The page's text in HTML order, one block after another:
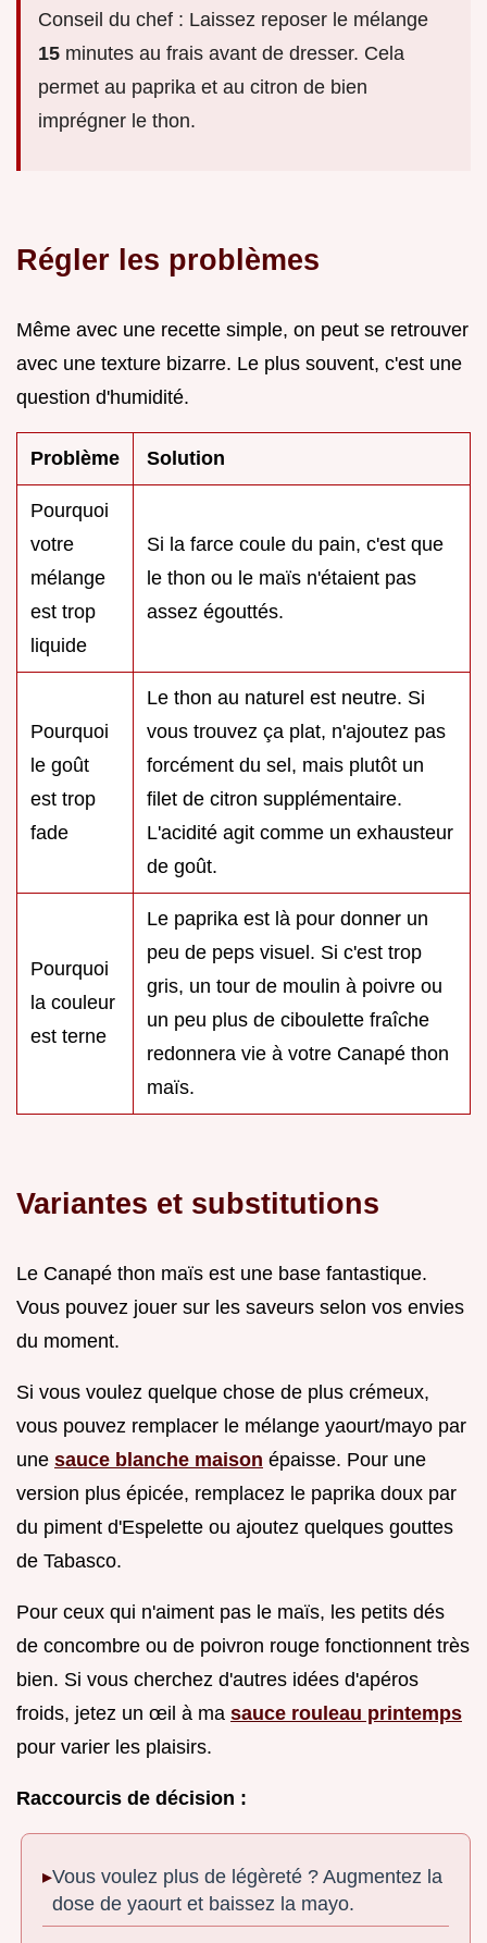
Conseil du chef : Laissez reposer le mélange
15 minutes au frais avant de dresser. Cela
permet au paprika et au citron de bien
imprégner le thon.
Régler les problèmes
Même avec une recette simple, on peut se retrouver
avec une texture bizarre. Le plus souvent, c'est une
question d'humidité.
Problème Solution
Pourquoi
votre
mélange
est trop
liquide
Si la farce coule du pain, c'est que
le thon ou le maïs n'étaient pas
assez égouttés.
Pourquoi
le goût
est trop
fade
Le thon au naturel est neutre. Si
vous trouvez ça plat, n'ajoutez pas
forcément du sel, mais plutôt un
filet de citron supplémentaire.
L'acidité agit comme un exhausteur
de goût.
Pourquoi
la couleur
est terne
Le paprika est là pour donner un
peu de peps visuel. Si c'est trop
gris, un tour de moulin à poivre ou
un peu plus de ciboulette fraîche
redonnera vie à votre Canapé thon
maïs.
Variantes et substitutions
Le Canapé thon maïs est une base fantastique.
Vous pouvez jouer sur les saveurs selon vos envies
du moment.
Si vous voulez quelque chose de plus crémeux,
vous pouvez remplacer le mélange yaourt/mayo par
une sauce blanche maison épaisse. Pour une
version plus épicée, remplacez le paprika doux par
du piment d'Espelette ou ajoutez quelques gouttes
de Tabasco.
Pour ceux qui n'aiment pas le maïs, les petits dés
de concombre ou de poivron rouge fonctionnent très
bien. Si vous cherchez d'autres idées d'apéros
froids, jetez un œil à ma sauce rouleau printemps
pour varier les plaisirs.
Raccourcis de décision :
Vous voulez plus de légèreté ? Augmentez la
dose de yaourt et baissez la mayo.